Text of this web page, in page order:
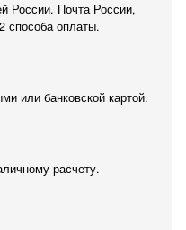
России. Почта России,
оплаты.
или банковской картой.
расчету.